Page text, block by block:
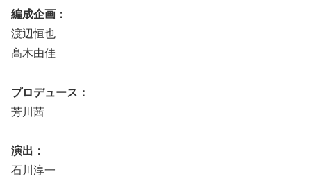
編成企画：
渡辺恒也
髙木由佳
プロデュース：
芳川茜
演出：
石川淳一